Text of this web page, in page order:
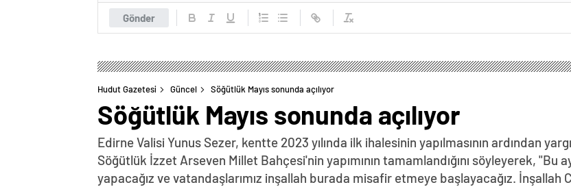
Gönder
Hudut Gazetesi Güncel Söğütlük Mayıs sonunda açılıyor
Söğütlük Mayıs sonunda açılıyor
Edirne Valisi Yunus Sezer, kentte 2023 yılında ilk ihalesinin yapılmasının ardından
Söğütlük İzzet Arseven Millet Bahçesi'nin yapımının tamamlandığını söyleyerek, "Bu
yapacağız ve vatandaşlarımız inşallah burada misafir etmeye başlayacağız.